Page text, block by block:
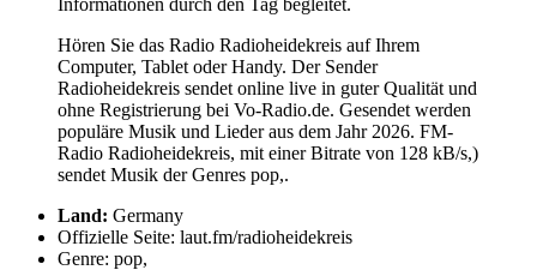
Hören Sie das Radio Radioheidekreis auf Ihrem
Computer, Tablet oder Handy. Der Sender
Radioheidekreis sendet online live in guter Qualität und
ohne Registrierung bei Vo-Radio.de. Gesendet werden
populäre Musik und Lieder aus dem Jahr 2026. FM-
Radio Radioheidekreis, mit einer Bitrate von 128 kB/s,)
sendet Musik der Genres pop,.
Land: Germany
Offizielle Seite: laut.fm/radioheidekreis
Genre: pop,